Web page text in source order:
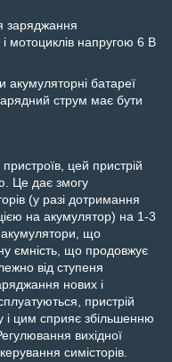
заряджання
мотоциклів напругою 6 В
батареї
струм має бути
цей пристрій
Це дає змогу
(у разі дотримання
на акумулятор) на 1-3
акумулятори, що
ємність, що продовжує
від ступеня
нових і
пристрій
і цим сприяє збільшенню
вихідної
симісторів.